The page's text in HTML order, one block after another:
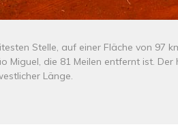
Stelle, auf einer Fläche von 97
die 81 Meilen entfernt ist.
Länge.